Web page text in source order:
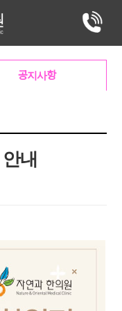
공지사항
내